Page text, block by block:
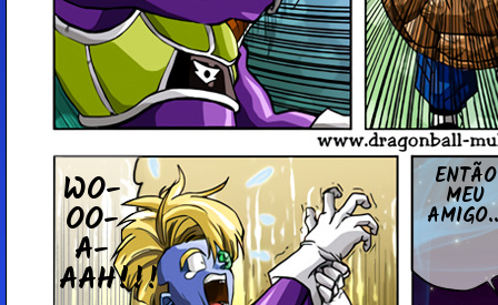
WO­
O­O­
A­
AAH!!!
ENTÃO
MEU